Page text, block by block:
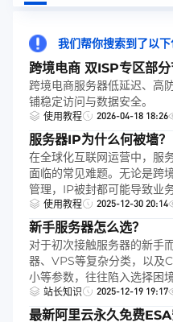
我们帮你搜索到了以
跨境电商 双ISP专区部
跨境电商服务器低延迟、高
铺稳定访问与数据安全。
使用教程 2026-04-18 18:26
服务器IP为什么何被墙？
在全球化互联网运营中，服
面临的常见难题。无论是跨
管理，IP被封都可能导致业
险。本文将结合真实案例，
因、影响及应对策略，并附
使用教程 2025-12-30 20:14
新手服务器怎么选？
对于初次接触服务器的新手
器、VPS等复杂分类，以及
小等参数，往往陷入选择困
发，结合真实测评数据，提
站长知识 2025-12-19 19:17
最新阿里云永久免费